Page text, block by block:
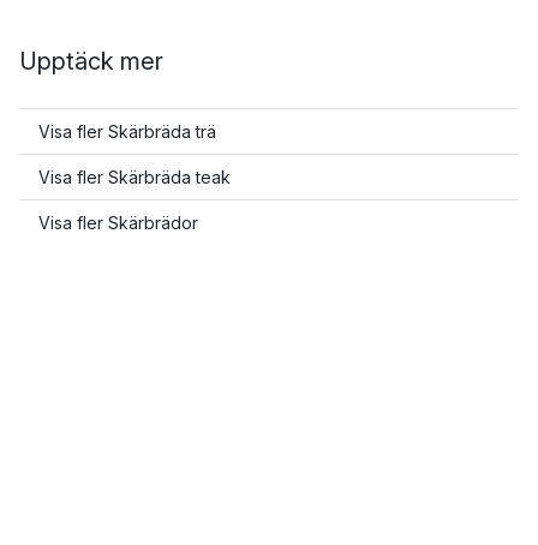
Upptäck mer
Visa fler Skärbräda trä
Visa fler Skärbräda teak
Visa fler Skärbrädor